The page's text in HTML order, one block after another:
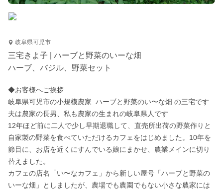
岐阜県可児市
三宅きよ子 | ハーブと野菜のいーな畑
ハーブ、バジル、野菜セット
◆お客様へご挨拶
岐阜県可児市の小規模農家  ハーブと野菜のい〜な畑 の三宅です
夫は農家の長男、私も農家の生まれの岐阜県人です
12年ほど前に二人で少し早期退職して、直売所出荷の野菜作りと
自家製の野菜を食べていただけるカフェをはじめました。10年を
節目に、お店を近くにすんでいる娘にまかせ、農業メインに切り
替えました。
カフェの店名「い〜なカフェ」から新しい屋号「ハーブと野菜の
いーな畑」としましたが、農場でも農園でもない小さな農家には